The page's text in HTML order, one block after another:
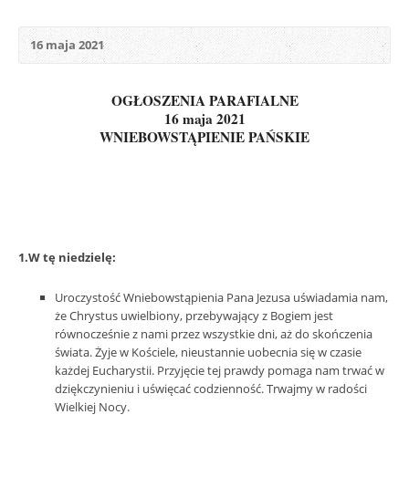
16 maja 2021
OGŁOSZENIA PARAFIALNE
16 maja 2021
WNIEBOWSTĄPIENIE PAŃSKIE
1.W tę niedzielę:
Uroczystość Wniebowstąpienia Pana Jezusa uświadamia nam,
że Chrystus uwielbiony, przebywający z Bogiem jest
równocześnie z nami przez wszystkie dni, aż do skończenia
świata. Żyje w Kościele, nieustannie uobecnia się w czasie
każdej Eucharystii. Przyjęcie tej prawdy pomaga nam trwać w
dziękczynieniu i uświęcać codzienność. Trwajmy w radości
Wielkiej Nocy.